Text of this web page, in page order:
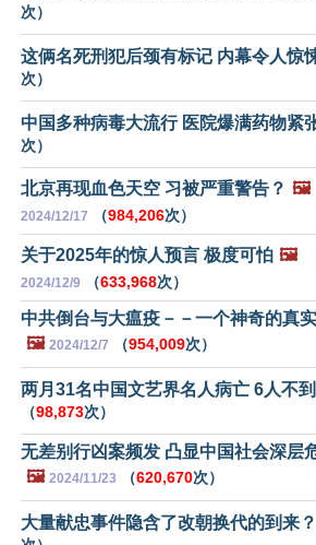
次）
这俩名死刑犯后颈有标记 内幕令人惊
次）
中国多种病毒大流行 医院爆满药物紧
次）
北京再现血色天空 习被严重警告？ 🖼️
2024/12/17 （984,206次）
关于2025年的惊人预言 极度可怕 🖼️
2024/12/9 （633,968次）
中共倒台与大瘟疫－－一个神奇的真
🖼️ 2024/12/7 （954,009次）
两月31名中国文艺界名人病亡 6人不
（98,873次）
无差别行凶案频发 凸显中国社会深层
🖼️ 2024/11/23 （620,670次）
大量献忠事件隐含了改朝换代的到来？